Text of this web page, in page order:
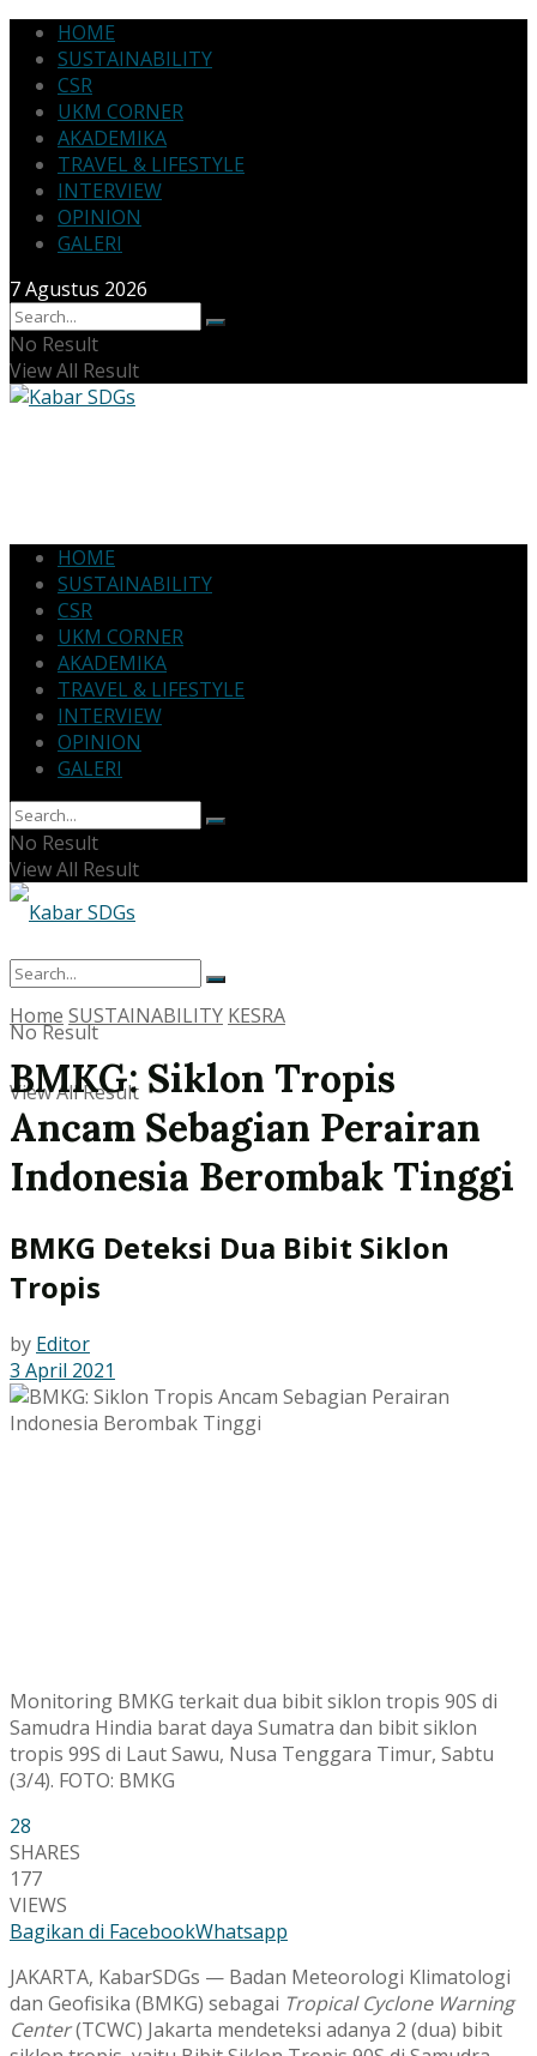
HOME
SUSTAINABILITY
CSR
UKM CORNER
AKADEMIKA
TRAVEL & LIFESTYLE
INTERVIEW
OPINION
GALERI
7 Agustus 2026
No Result
View All Result
HOME
SUSTAINABILITY
CSR
UKM CORNER
AKADEMIKA
TRAVEL & LIFESTYLE
INTERVIEW
OPINION
GALERI
No Result
View All Result
No Result
View All Result
Home SUSTAINABILITY KESRA
BMKG: Siklon Tropis
Ancam Sebagian Perairan
Indonesia Berombak Tinggi
BMKG Deteksi Dua Bibit Siklon
Tropis
by Editor
3 April 2021
Monitoring BMKG terkait dua bibit siklon tropis 90S di
Samudra Hindia barat daya Sumatra dan bibit siklon
tropis 99S di Laut Sawu, Nusa Tenggara Timur, Sabtu
(3/4). FOTO: BMKG
28
SHARES
177
VIEWS
Bagikan di FacebookWhatsapp
JAKARTA, KabarSDGs — Badan Meteorologi Klimatologi
dan Geofisika (BMKG) sebagai Tropical Cyclone Warning
Center(TCWC) Jakarta mendeteksi adanya 2 (dua) bibit